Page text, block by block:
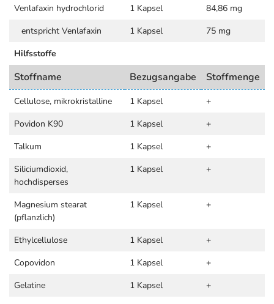
Venlafaxin hydrochlorid 1 Kapsel
84,86 mg
entspricht Venlafaxin
1 Kapsel
75 mg
Hilfsstoffe
Stoffname Bezugsangabe Stoffmenge
Cellulose, mikrokristalline 1 Kapsel
+
Povidon K90
1 Kapsel
+
Talkum
1 Kapsel
+
Siliciumdioxid,
hochdisperses
1 Kapsel +
Magnesium stearat
(pflanzlich)
1 Kapsel +
Ethylcellulose 1 Kapsel
+
Copovidon
1 Kapsel
+
Gelatine
1 Kapsel
+